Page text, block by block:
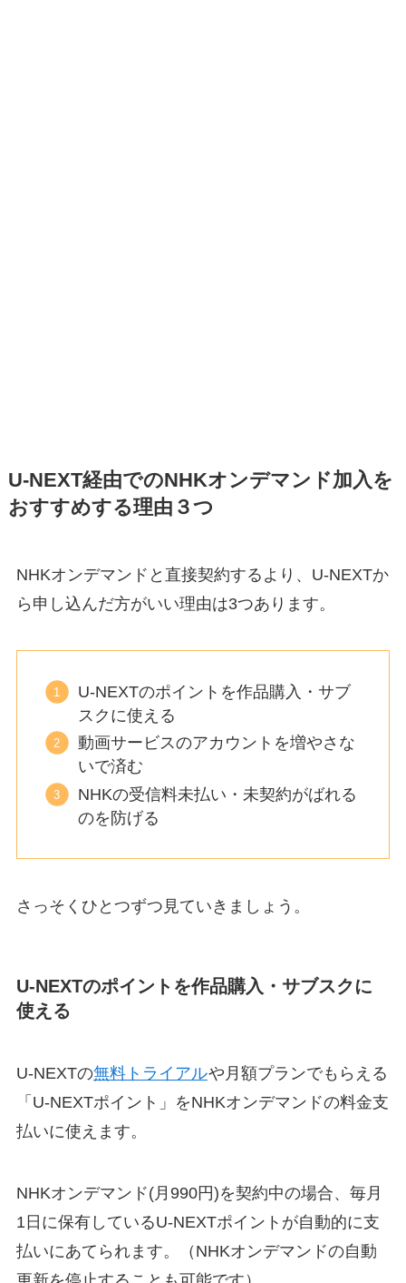
U-NEXT経由でのNHKオンデマンド加入を
おすすめする理由３つ
NHKオンデマンドと直接契約するより、U-NEXTか
ら申し込んだ方がいい理由は3つあります。
U-NEXTのポイントを作品購入・サブ
スクに使える
動画サービスのアカウントを増やさな
いで済む
NHKの受信料未払い・未契約がばれる
のを防げる
さっそくひとつずつ見ていきましょう。
U-NEXTのポイントを作品購入・サブスクに
使える
U-NEXTの無料トライアルや月額プランでもらえる
「U-NEXTポイント」をNHKオンデマンドの料金支
払いに使えます。
NHKオンデマンド(月990円)を契約中の場合、毎月
1日に保有しているU-NEXTポイントが自動的に支
払いにあてられます。（NHKオンデマンドの自動